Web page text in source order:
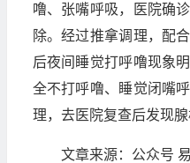
噜、张嘴呼吸，医院确
除。经过推拿调理，配
后夜间睡觉打呼噜现象
全不打呼噜、睡觉闭嘴
理，去医院复查后发现腺
文章来源：公众号